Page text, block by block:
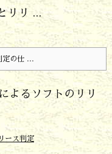
リリ ...
の仕 ...
よるソフトのリリ
ース判定